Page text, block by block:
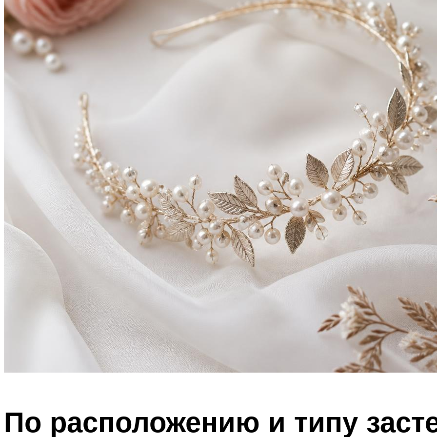
По расположению и типу